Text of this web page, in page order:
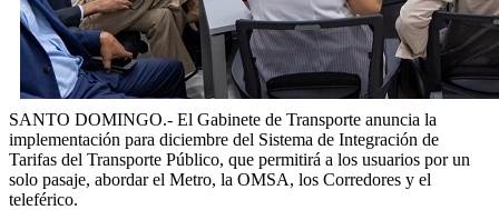
SANTO DOMINGO.- El Gabinete de Transporte anuncia la
implementación para diciembre del Sistema de Integración de
Tarifas del Transporte Público, que permitirá a los usuarios por un
solo pasaje, abordar el Metro, la OMSA, los Corredores y el
teleférico.